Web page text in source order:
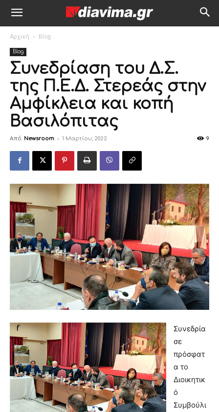
Αρχική Blog
Blog
Συνεδρίαση του Δ.Σ.
της Π.Ε.Δ. Στερεάς στην
Αμφίκλεια και κοπή
Βασιλόπιτας
Από Newsroom - 1 Μαρτίου, 2022 9
Συνεδρία
σε
πρόσφατ
α το
Διοικητικ
ό
Συμβούλι